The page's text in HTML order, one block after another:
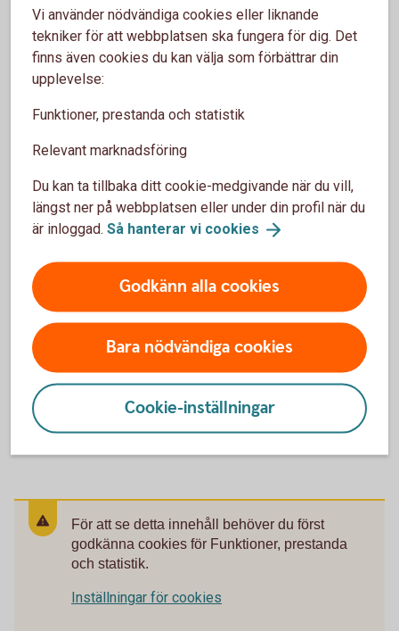
Ändring av utbetalning
Om utbetalning redan är påbörjad har du fortfarande
möjlighet att ändra under hur många år du vill att
utbetalningen ska pågå.
Under de första fem åren går det bara ändra till en
kortare utbetalningstid, dock inte till en kortare tid än
fem år. Kontakta Kundcenter eller besök ett
bankkontor om du vill ha hjälp att ändra.
Mer information
Information omIPS
För att se detta innehåll behöver du först
godkänna cookies för Funktioner, prestanda
och statistik.
Inställningar för cookies
Vi använder nödvändiga cookies eller liknande
tekniker för att webbplatsen ska fungera för dig. Det
finns även cookies du kan välja som förbättrar din
upplevelse:
Funktioner, prestanda och statistik
Relevant marknadsföring
Du kan ta tillbaka ditt cookie-medgivande när du vill,
längst ner på webbplatsen eller under din profil när du
är inloggad. Så hanterar vi cookies
Godkänn alla cookies
Bara nödvändiga cookies
Cookie-inställningar